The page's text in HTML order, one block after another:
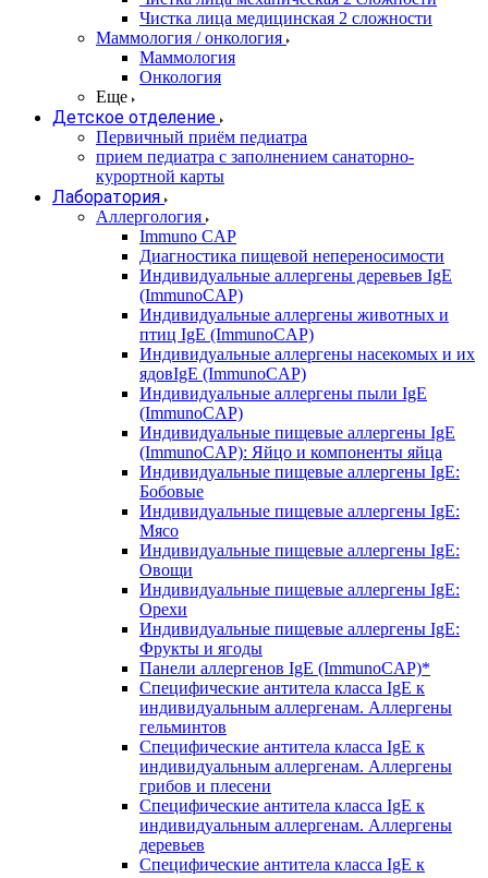
Чистка лица медицинская 2 сложности
Маммология / онкология
Маммология
Онкология
Еще
Детское отделение
Первичный приём педиатра
прием педиатра с заполнением санаторно-
курортной карты
Лаборатория
Аллергология
Immuno CAP
Диагностика пищевой непереносимости
Индивидуальные аллергены деревьев IgE
(ImmunoCAP)
Индивидуальные аллергены животных и
птиц IgE (ImmunoCAP)
Индивидуальные аллергены насекомых и их
ядовIgE (ImmunoCAP)
Индивидуальные аллергены пыли IgE
(ImmunoCAP)
Индивидуальные пищевые аллергены IgE
(ImmunoCAP): Яйцо и компоненты яйца
Индивидуальные пищевые аллергены IgE:
Бобовые
Индивидуальные пищевые аллергены IgE:
Мясо
Индивидуальные пищевые аллергены IgE:
Овощи
Индивидуальные пищевые аллергены IgE:
Орехи
Индивидуальные пищевые аллергены IgE:
Фрукты и ягоды
Панели аллергенов IgE (ImmunoCAP)*
Специфические антитела класса IgE к
индивидуальным аллергенам. Аллергены
гельминтов
Специфические антитела класса IgE к
индивидуальным аллергенам. Аллергены
грибов и плесени
Специфические антитела класса IgE к
индивидуальным аллергенам. Аллергены
деревьев
Специфические антитела класса IgE к